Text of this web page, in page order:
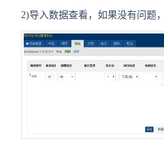
2)导入数据查看，如果没有问题